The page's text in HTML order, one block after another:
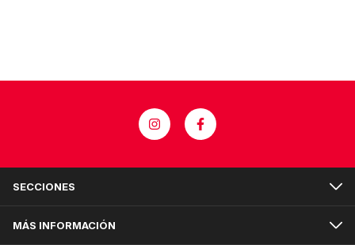
SECCIONES
MÁS INFORMACIÓN